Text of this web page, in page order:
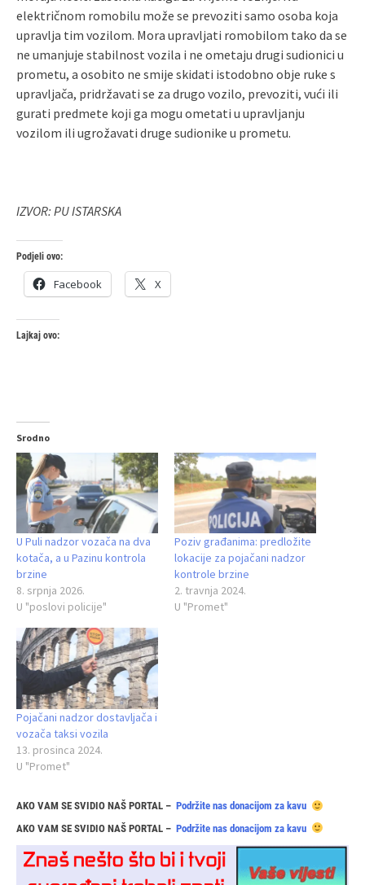
električnom romobilu može se prevoziti samo osoba koja
upravlja tim vozilom. Mora upravljati romobilom tako da se
ne umanjuje stabilnost vozila i ne ometaju drugi sudionici u
prometu, a osobito ne smije skidati istodobno obje ruke s
upravljača, pridržavati se za drugo vozilo, prevoziti, vući ili
gurati predmete koji ga mogu ometati u upravljanju
vozilom ili ugrožavati druge sudionike u prometu.
IZVOR: PU ISTARSKA
Podjeli ovo:
Facebook X
Lajkaj ovo:
Srodno
U Puli nadzor vozača na dva
kotača, a u Pazinu kontrola
brzine
8. srpnja 2026.
U "poslovi policije"
Poziv građanima: predložite
lokacije za pojačani nadzor
kontrole brzine
2. travnja 2024.
U "Promet"
Pojačani nadzor dostavljača i
vozača taksi vozila
13. prosinca 2024.
U "Promet"
AKO VAM SE SVIDIO NAŠ PORTAL – Podržite nas donacijom za kavu
AKO VAM SE SVIDIO NAŠ PORTAL – Podržite nas donacijom za kavu